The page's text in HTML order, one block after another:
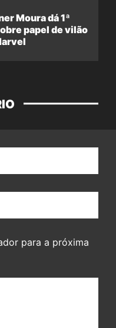
Moura dá 1ª
papel de vilão
para a próxima